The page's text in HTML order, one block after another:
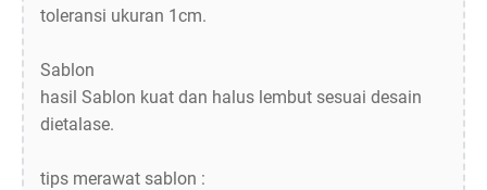
toleransi ukuran 1cm.
Sablon
hasil Sablon kuat dan halus lembut sesuai desain
dietalase.
tips merawat sablon :